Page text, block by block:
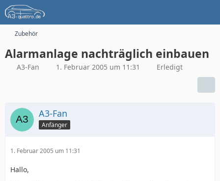
Zubehör
Alarmanlage nachträglich einbauen
A3-Fan 1. Februar 2005 um 11:31 Erledigt
A3-Fan
Anfänger
1. Februar 2005 um 11:31
Hallo,